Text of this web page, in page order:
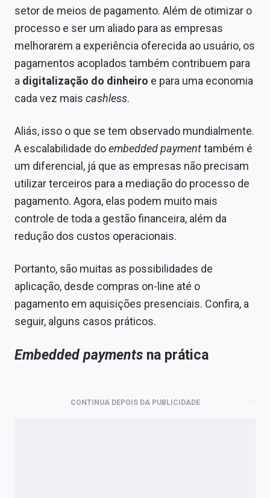
setor de meios de pagamento. Além de otimizar o
processo e ser um aliado para as empresas
melhorarem a experiência oferecida ao usuário, os
pagamentos acoplados também contribuem para
a digitalização do dinheiro e para uma economia
cada vez mais cashless.
Aliás, isso o que se tem observado mundialmente.
A escalabilidade doembedded paymenttambém é
um diferencial, já que as empresas não precisam
utilizar terceiros para a mediação do processo de
pagamento. Agora, elas podem muito mais
controle de toda a gestão financeira, além da
redução dos custos operacionais.
Portanto, são muitas as possibilidades de
aplicação, desde compras on-line até o
pagamento em aquisições presenciais. Confira, a
seguir, alguns casos práticos.
Embedded payments na prática
CONTINUA DEPOIS DA PUBLICIDADE